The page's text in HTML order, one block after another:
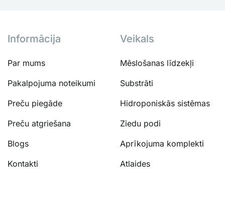
Informācija
Par mums
Pakalpojuma noteikumi
Preču piegāde
Preču atgriešana
Blogs
Kontakti
Veikals
Mēslošanas līdzekļi
Substrāti
Hidroponiskās sistēmas
Ziedu podi
Aprīkojuma komplekti
Atlaides